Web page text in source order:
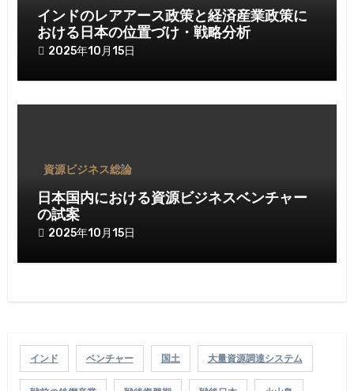
インドのレアアース政策と経済産業政策に
おける日本の位置づけ・戦略分析
2025年10月15日
資源ビジネス総論
日本国内における資源ビジネスベンチャー
の試案
2025年10月15日
インド ベンチャー 国土 大量資源調達システム